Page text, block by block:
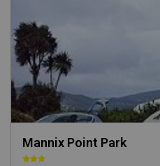
Mannix Point Park